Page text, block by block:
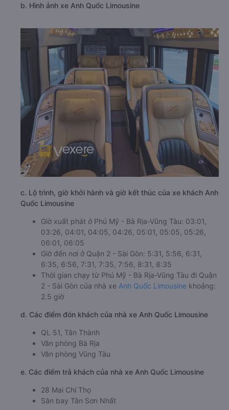
b. Hình ảnh xe Anh Quốc Limousine
c. Lộ trình, giờ khởi hành và giờ kết thúc của xe khách Anh
Quốc Limousine
Giờ xuất phát ở Phú Mỹ - Bà Rịa-Vũng Tàu: 03:01,
03:26, 04:01, 04:05, 04:26, 05:01, 05:05, 05:26,
06:01, 06:05
Giờ đến nơi ở Quận 2 - Sài Gòn: 5:31, 5:56, 6:31,
6:35, 6:56, 7:31, 7:35, 7:56, 8:31, 8:35
Thời gian chạy từ Phú Mỹ - Bà Rịa-Vũng Tàu đi Quận
2 - Sài Gòn của nhà xe Anh Quốc Limousine khoảng:
2.5 giờ
d. Các điểm đón khách của nhà xe Anh Quốc Limousine
QL 51, Tân Thành
Văn phòng Bà Rịa
Văn phòng Vũng Tàu
e. Các điểm trả khách của nhà xe Anh Quốc Limousine
28 Mai Chí Thọ
Sân bay Tân Sơn Nhất